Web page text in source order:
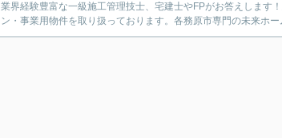
業界経験豊富な一級施工管理技士、宅建士やFPがお答えします
ン・事業用物件を取り扱っております。各務原市専門の未来ホ